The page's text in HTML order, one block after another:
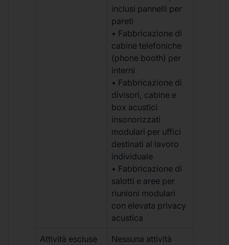
inclusi pannelli per
pareti
• Fabbricazione di
cabine telefoniche
(phone booth) per
interni
• Fabbricazione di
divisori, cabine e
box acustici
insonorizzati
modulari per uffici
destinati al lavoro
individuale
• Fabbricazione di
salotti e aree per
riunioni modulari
con elevata privacy
acustica
Attività escluse
Nessuna attività